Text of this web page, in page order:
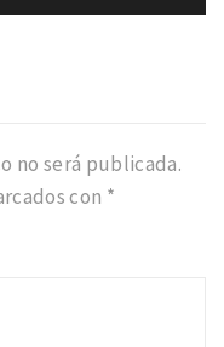
no será publicada.
con *